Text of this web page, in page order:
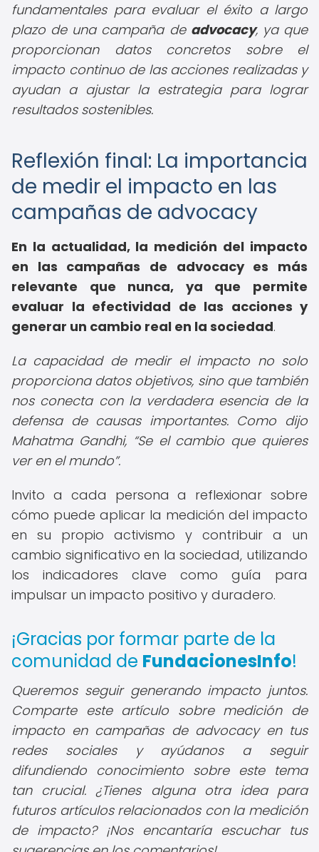
fundamentales para evaluar el éxito a largo
plazo de una campaña de advocacy, ya que
proporcionan datos concretos sobre el
impacto continuo de las acciones realizadas y
ayudan a ajustar la estrategia para lograr
resultados sostenibles.
Reflexión final: La importancia
de medir el impacto en las
campañas de advocacy
En la actualidad, la medición del impacto
en las campañas de advocacy es más
relevante que nunca, ya que permite
evaluar la efectividad de las acciones y
generar un cambio real en la sociedad.
La capacidad de medir el impacto no solo
proporciona datos objetivos, sino que también
nos conecta con la verdadera esencia de la
defensa de causas importantes. Como dijo
Mahatma Gandhi, Se el cambio que quieres
ver en el mundo .
Invito a cada persona a reflexionar sobre
cómo puede aplicar la medición del impacto
en su propio activismo y contribuir a un
cambio significativo en la sociedad, utilizando
los indicadores clave como guía para
impulsar un impacto positivo y duradero.
¡Gracias por formar parte de la
comunidad de FundacionesInfo!
Queremos seguir generando impacto juntos.
Comparte este artículo sobre medición de
impacto en campañas de advocacy en tus
redes sociales y ayúdanos a seguir
difundiendo conocimiento sobre este tema
tan crucial. ¿Tienes alguna otra idea para
futuros artículos relacionados con la medición
de impacto? ¡Nos encantaría escuchar tus